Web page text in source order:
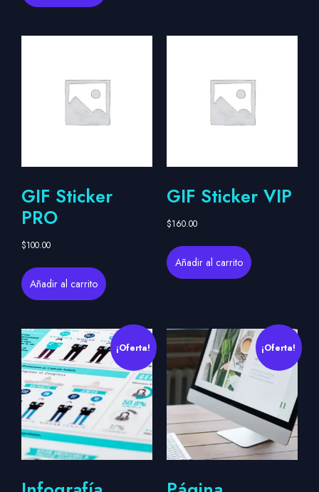
GIF Sticker
PRO
$100.00
Añadir al carrito
GIF Sticker VIP
$160.00
Añadir al carrito
¡Oferta! ¡Oferta!